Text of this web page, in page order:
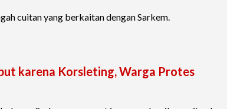
cuitan yang berkaitan dengan Sarkem.
karena Korsleting, Warga Protes